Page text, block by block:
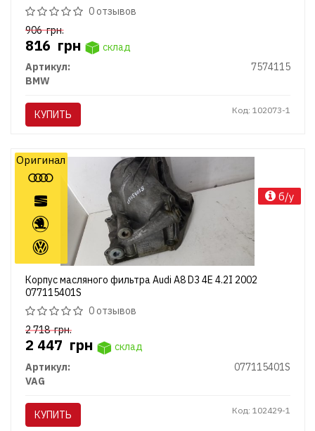
0 отзывов
906грн.
816 грн
склад
Артикул:
7574115
BMW
КУПИТЬ Код: 102073-1
Корпус масляного фильтра Audi A8 D3 4E 4.2I 2002
077115401S
0 отзывов
2 718грн.
2 447 грн
склад
Артикул:
077115401S
VAG
КУПИТЬ Код: 102429-1
Оригинал
б/у